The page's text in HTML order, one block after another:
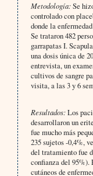
Metodología:Se
controlado con
donde la
Se trataron 482
garrapatas I.
una dosis única de
entrevista, un
cultivos de sangre
visita, a las 3 y 6
Resultados:Los
desarrollaron un
fue mucho más
235 sujetos -0,4%,
del tratamiento fue
confianza del 95%).
cutáneos de